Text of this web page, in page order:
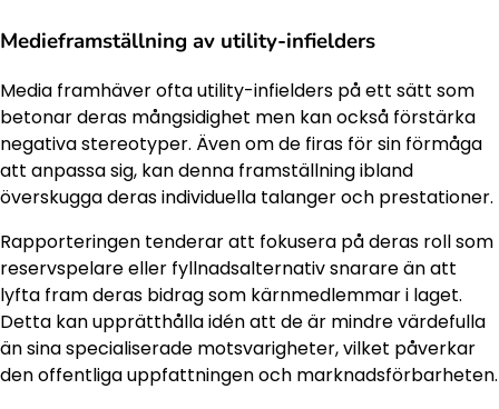
Medieframställning av utility-infielders
Media framhäver ofta utility-infielders på ett sätt som
betonar deras mångsidighet men kan också förstärka
negativa stereotyper. Även om de firas för sin förmåga
att anpassa sig, kan denna framställning ibland
överskugga deras individuella talanger och prestationer.
Rapporteringen tenderar att fokusera på deras roll som
reservspelare eller fyllnadsalternativ snarare än att
lyfta fram deras bidrag som kärnmedlemmar i laget.
Detta kan upprätthålla idén att de är mindre värdefulla
än sina specialiserade motsvarigheter, vilket påverkar
den offentliga uppfattningen och marknadsförbarheten.